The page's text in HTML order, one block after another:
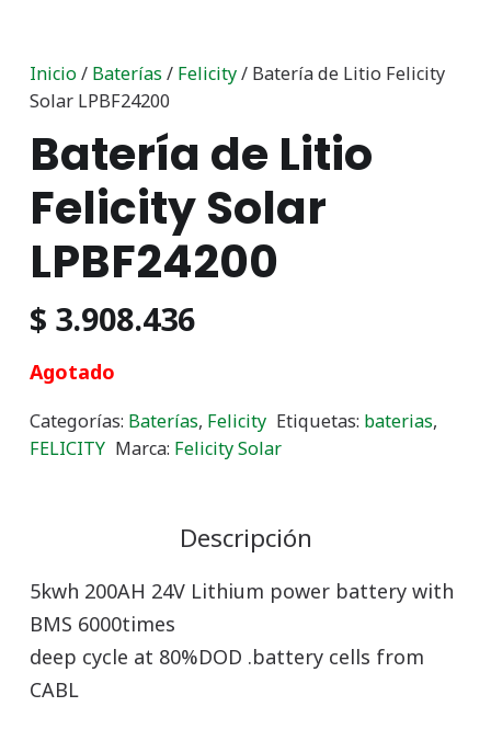
Inicio/ Baterías/ Felicity/ Batería de Litio Felicity
Solar LPBF24200
Batería de Litio
Felicity Solar
LPBF24200
$ 3.908.436
Agotado
Categorías: Baterías, Felicity Etiquetas: baterias,
FELICITY Marca: Felicity Solar
Descripción
5kwh 200AH 24V Lithium power battery with
BMS 6000times
deep cycle at 80%DOD .battery cells from
CABL